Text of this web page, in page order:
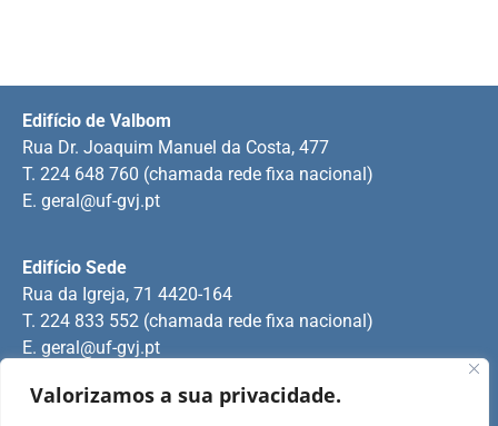
Valorizamos a sua privacidade.
Edifício Sede
Rua da Igreja, 71 4420-164
T. 224 833 552 (chamada rede fixa nacional)
E. geral@uf-gvj.pt
Edifício de Valbom
Rua Dr. Joaquim Manuel da Costa, 477
T. 224 648 760 (chamada rede fixa nacional)
E. geral@uf-gvj.pt